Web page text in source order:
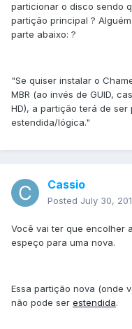
particionar o disco sendo
partição principal ?
parte abaixo: ?
"Se quiser instalar o
MBR (ao invés de GUID,
HD), a partição terá de
estendida/lógica."
Cassio
Posted July 30,
Você vai ter que encolher
espeço para uma nova.
Essa partição nova (onde
não pode ser estendida.